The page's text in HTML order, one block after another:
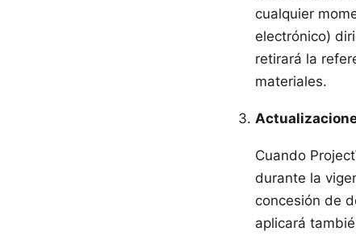
cualquier
electrónico)
retirará la
materiales.
Cuando
durante la
concesión de
aplicará